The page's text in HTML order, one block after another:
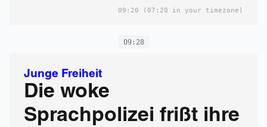
09:20 (07:20 in your timezone)
09:28
Junge Freiheit
Die woke
Sprachpolizei frißt ihre